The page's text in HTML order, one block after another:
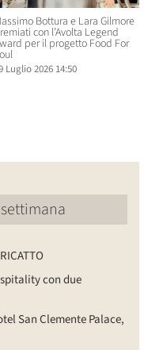
Bottura e Lara Gilmore
con l’Avolta Legend
per il progetto Food For
Luglio 2026 14:50
con due
San Clemente Palace,